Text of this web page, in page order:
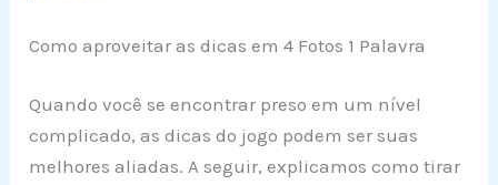
Como aproveitar as dicas em 4 Fotos 1 Palavra
Quando você se encontrar preso em um nível
complicado, as dicas do jogo podem ser suas
melhores aliadas. A seguir, explicamos como tirar